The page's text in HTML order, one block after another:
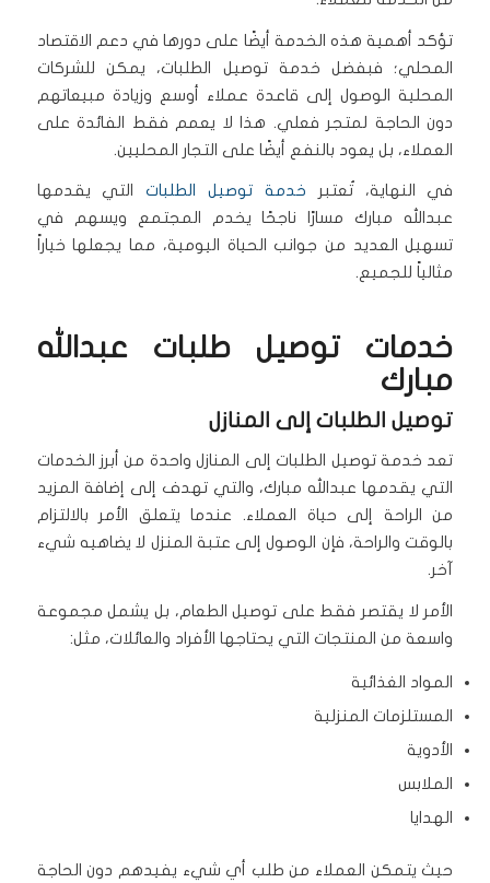
تؤكد أهمية هذه الخدمة أيضًا على دورها في دعم الاقتصاد
المحلي؛ فبفضل خدمة توصيل الطلبات، يمكن للشركات
المحلية الوصول إلى قاعدة عملاء أوسع وزيادة مبيعاتهم
دون الحاجة لمتجر فعلي. هذا لا يعمم فقط الفائدة على
العملاء، بل يعود بالنفع أيضًا على التجار المحليين.
في النهاية، تُعتبر خدمة توصيل الطلباتالتي يقدمها
عبدالله مبارك مسارًا ناجحًا يخدم المجتمع ويسهم في
تسهيل العديد من جوانب الحياة اليومية، مما يجعلها خياراً
مثالياً للجميع.
خدمات توصيل طلبات عبدالله
مبارك
توصيل الطلبات إلى المنازل
تعد خدمة توصيل الطلبات إلى المنازل واحدة من أبرز الخدمات
التي يقدمها عبدالله مبارك، والتي تهدف إلى إضافة المزيد
من الراحة إلى حياة العملاء. عندما يتعلق الأمر بالالتزام
بالوقت والراحة، فإن الوصول إلى عتبة المنزل لا يضاهيه شيء
آخر.
الأمر لا يقتصر فقط على توصيل الطعام، بل يشمل مجموعة
واسعة من المنتجات التي يحتاجها الأفراد والعائلات، مثل:
المواد الغذائية
المستلزمات المنزلية
الأدوية
الملابس
الهدايا
حيث يتمكن العملاء من طلب أي شيء يفيدهم دون الحاجة